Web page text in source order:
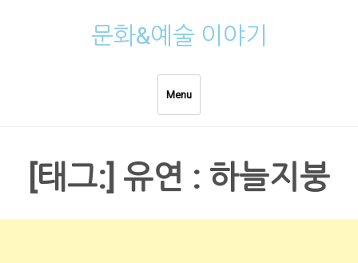
문화&예술 이야기
Menu
[태그:] 유연 : 하늘지붕